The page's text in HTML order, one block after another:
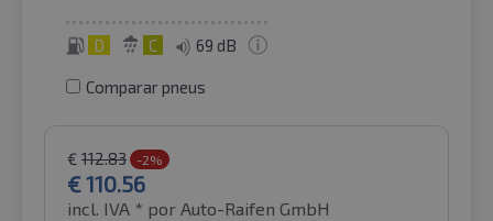
D C 69 dB
Comparar pneus
€ 112.83 -2%
€110.56
incl. IVA * por Auto-Raifen GmbH